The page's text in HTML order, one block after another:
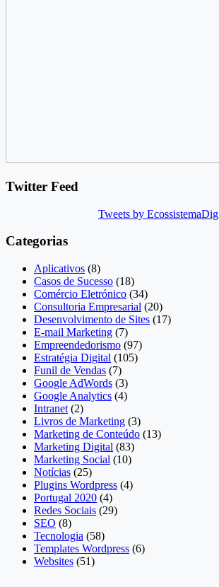
Twitter Feed
Tweets by EcossistemaDig
Categorias
Aplicativos (8)
Casos de Sucesso (18)
Comércio Eletrónico (34)
Consultoria Empresarial (20)
Desenvolvimento de Sites (17)
E-mail Marketing (7)
Empreendedorismo (97)
Estratégia Digital (105)
Funil de Vendas (7)
Google AdWords (3)
Google Analytics (4)
Intranet (2)
Livros de Marketing (3)
Marketing de Conteúdo (13)
Marketing Digital (83)
Marketing Social (10)
Notícias (25)
Plugins Wordpress (4)
Portugal 2020 (4)
Redes Sociais (29)
SEO (8)
Tecnologia (58)
Templates Wordpress (6)
Websites (51)